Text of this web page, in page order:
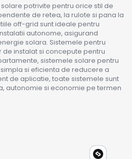
potrivite pentru orice stil de
de retea, la rulote si pana la
off-grid sunt ideale pentru
autonome, asigurand
solara. Sistemele pentru
instalat si concepute pentru
sistemele solare pentru
si eficienta de reducere a
de aplicatie, toate sistemele sunt
autonomie si economie pe termen